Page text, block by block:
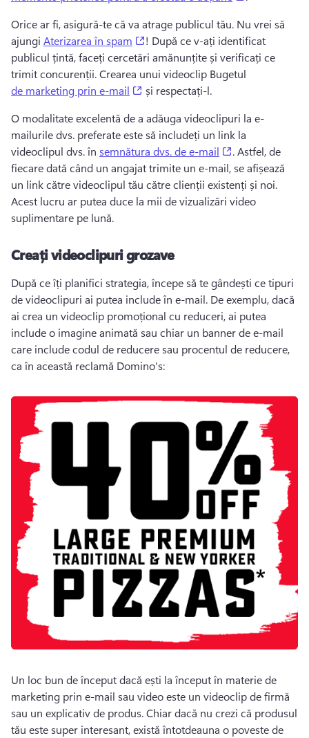
Orice ar fi, asigură-te că va atrage publicul tău. Nu vrei să
ajungi Aterizarea în spam (opens in a new tab)
! După ce v-ați identificat
publicul țintă, faceți cercetări amănunțite și verificați ce
trimit concurenții. Crearea unui videoclip Bugetul
de marketing prin e-mail
(opens in a new tab)
și respectați-l.
O modalitate excelentă de a adăuga videoclipuri la e-
mailurile dvs. preferate este să includeți un link la
videoclipul dvs. în semnătura dvs. de e-mail (opens in a
. Astfel, de
fiecare dată când un angajat trimite un e-mail, se afișează
Acest lucru ar putea duce la mii de vizualizări video
suplimentare pe lună.
Creați videoclipuri grozave
După ce îți planifici strategia, începe să te gândești ce tipuri
de videoclipuri ai putea include în e-mail. De exemplu, dacă
ai crea un videoclip promoțional cu reduceri, ai putea
include o imagine animată sau chiar un banner de e-mail
care include codul de reducere sau procentul de reducere,
ca în această reclamă Domino's:
Un loc bun de început dacă ești la început în materie de
marketing prin e-mail sau video este un videoclip de firmă
sau un explicativ de produs. Chiar dacă nu crezi că produsul
tău este super interesant, există întotdeauna o poveste de